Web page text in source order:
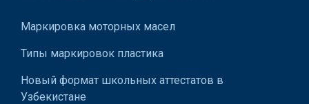
Маркировка моторных масел
Типы маркировок пластика
Новый формат школьных аттестатов в
Узбекистане